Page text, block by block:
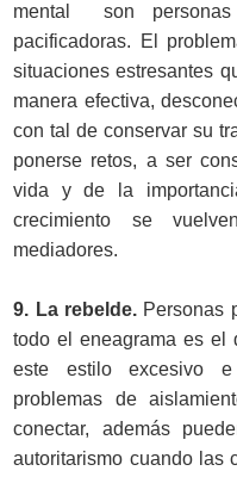
mental son personas
pacificadoras. El
situaciones estresantes
manera efectiva,
con tal de conservar su
ponerse retos, a ser
vida y de la
crecimiento se
mediadores.
9. La rebelde.Personas
todo el eneagrama es el
este estilo excesivo
problemas de
conectar, además
autoritarismo cuando las